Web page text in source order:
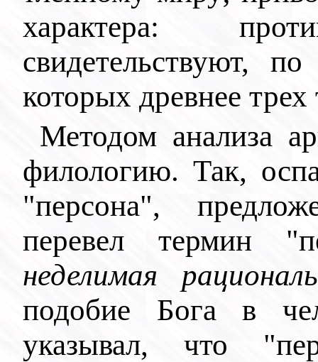
характера:
свидетельствуют,
которых древнее трех
Методом анализа
филологию. Так,
"персона",
перевел термин
неделимая
подобие Бога в
указывал, что